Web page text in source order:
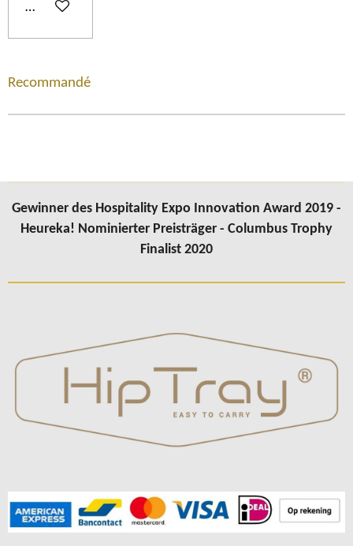
In den Warenkorb
Recommandé
Gewinner des Hospitality Expo Innovation Award 2019 -
Heureka! Nominierter Preisträger - Columbus Trophy
Finalist 2020